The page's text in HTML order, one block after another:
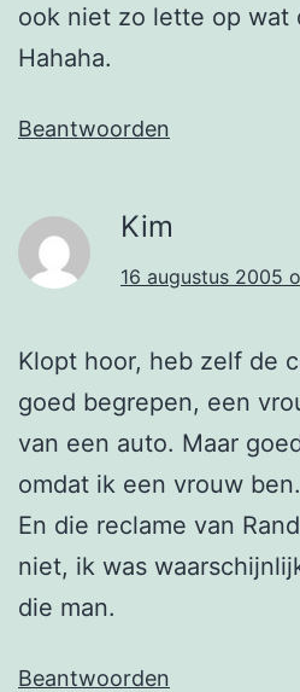
ook niet zo lette op wat
Hahaha.
Beantwoorden
Kim
16 augustus 2005
Klopt hoor, heb zelf de
goed begrepen, een
van een auto. Maar
omdat ik een vrouw ben.
En die reclame van
niet, ik was
die man.
Beantwoorden